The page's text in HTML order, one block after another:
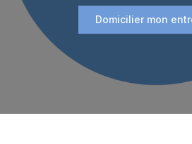
Domicilier mon